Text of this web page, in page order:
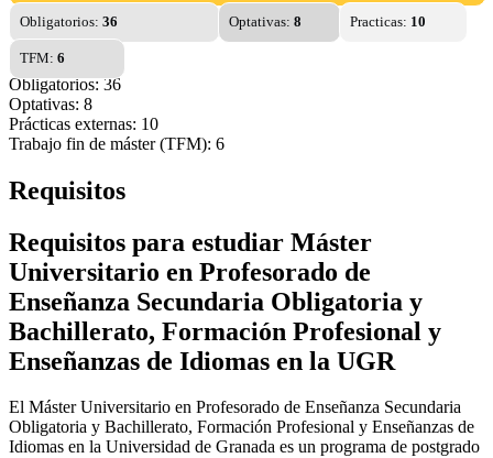
Obligatorios: 36 Optativas:8 Practicas: 10
TFM: 6
Obligatorios: 36
Optativas: 8
Prácticas externas: 10
Trabajo fin de máster (TFM): 6
Requisitos
Requisitos para estudiar Máster
Universitario en Profesorado de
Enseñanza Secundaria Obligatoria y
Bachillerato, Formación Profesional y
Enseñanzas de Idiomas en la UGR
El Máster Universitario en Profesorado de Enseñanza Secundaria
Obligatoria y Bachillerato, Formación Profesional y Enseñanzas de
Idiomas en la Universidad de Granada es un programa de postgrado